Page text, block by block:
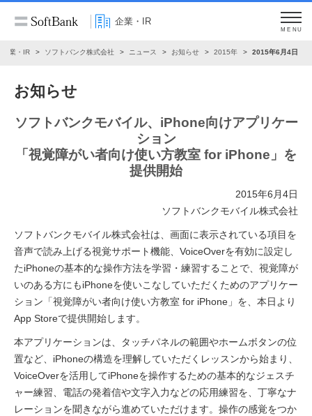
企業・IR
MENU
企業・IR ソフトバンク株式会社 ニュース お知らせ 2015年 2015年6月4日
お知らせ
ソフトバンクモバイル、iPhone向けアプリケー
ション
「視覚障がい者向け使い方教室 for iPhone」を
提供開始
2015年6月4日
ソフトバンクモバイル株式会社
ソフトバンクモバイル株式会社は、画面に表示されている項目を
音声で読み上げる視覚サポート機能、VoiceOverを有効に設定し
たiPhoneの基本的な操作方法を学習・練習することで、視覚障が
いのある方にもiPhoneを使いこなしていただくためのアプリケー
ション「視覚障がい者向け使い方教室 for iPhone」を、本日より
App Storeで提供開始します。
本アプリケーションは、タッチパネルの範囲やホームボタンの位
置など、iPhoneの構造を理解していただくレッスンから始まり、
VoiceOverを活用してiPhoneを操作するための基本的なジェスチ
ャー練習、電話の発着信や文字入力などの応用練習を、丁寧なナ
レーションを聞きながら進めていただけます。操作の感覚をつか